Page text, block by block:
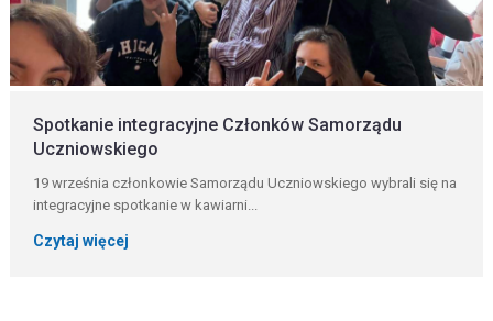
Spotkanie integracyjne Członków Samorządu
Uczniowskiego
19 września członkowie Samorządu Uczniowskiego wybrali się na
integracyjne spotkanie w kawiarni...
Czytaj więcej